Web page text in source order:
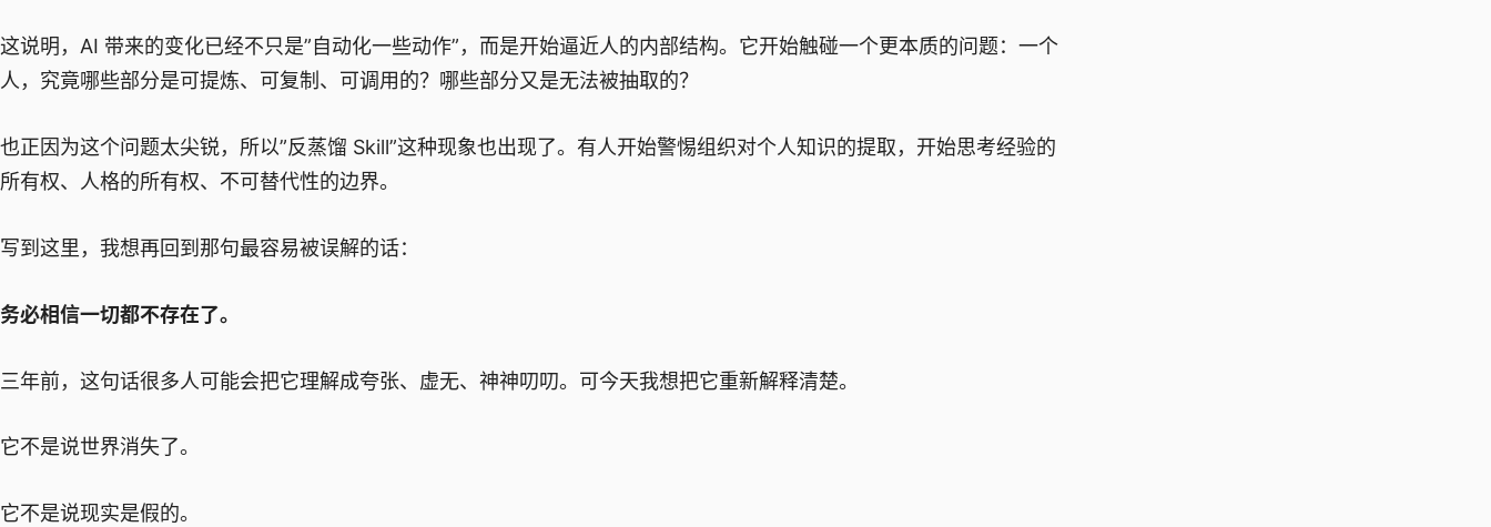
这说明，AI 带来的变化已经不只是”自动化一些动作”，而是开始逼近人的内部结构。它开始触碰一个更本质的问题：一个
人，究竟哪些部分是可提炼、可复制、可调用的？哪些部分又是无法被抽取的？
也正因为这个问题太尖锐，所以”反蒸馏 Skill”这种现象也出现了。有人开始警惕组织对个人知识的提取，开始思考经验的
所有权、人格的所有权、不可替代性的边界。
写到这里，我想再回到那句最容易被误解的话：
务必相信一切都不存在了。
三年前，这句话很多人可能会把它理解成夸张、虚无、神神叨叨。可今天我想把它重新解释清楚。
它不是说世界消失了。
它不是说现实是假的。